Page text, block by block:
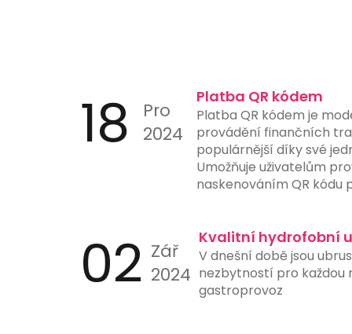
18
Pro
2024
Platba QR kódem
Platba QR kódem je
provádění finančních
populárnější díky své
Umožňuje uživatelům
naskenováním QR
ručního zadávání čísel
a urychluje proces
instituce nyní nabízejí
skenování QR kódů
02 Zář
2024
Kvalitní hydrofobní
V dnešní době jsou
nezbytností pro každou
gastroprovoz